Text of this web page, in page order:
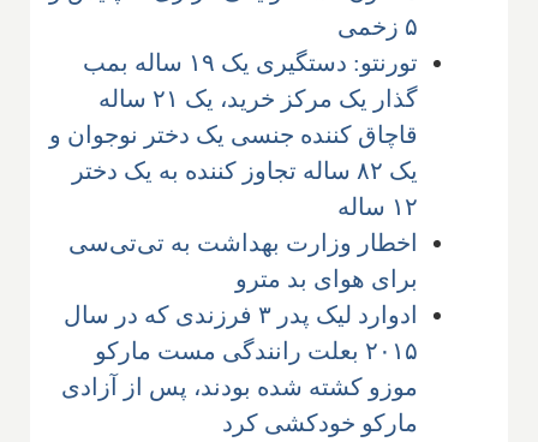
۵ زخمی
تورنتو: دستگیری یک ۱۹ ساله بمب
گذار یک مرکز خرید، یک ۲۱ ساله
قاچاق کننده جنسی یک دختر نوجوان و
یک ۸۲ ساله تجاوز کننده به یک دختر
۱۲ ساله
اخطار وزارت بهداشت به تی‌تی‌سی
برای هوای بد مترو
ادوارد لیک پدر ۳ فرزندی که در سال
۲۰۱۵ بعلت رانندگی مست مارکو
موزو کشته شده بودند، پس از آزادی
مارکو خودکشی کرد